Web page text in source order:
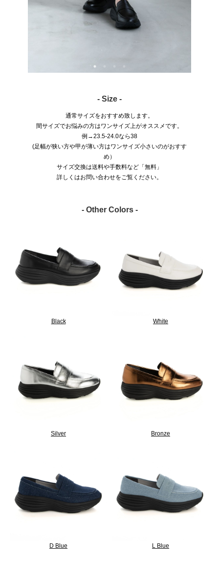
- Size -
通常サイズをおすすめ致します。
間サイズでお悩みの方はワンサイズ上がオススメです。
例→23.5-24.0なら38
(足幅が狭い方や甲が薄い方はワンサイズ小さいのがおすす
め）
サイズ交換は送料や手数料など「無料」
詳しくはお問い合わせをご覧ください。
- Other Colors -
Black White
Silver Bronze
D Blue L Blue